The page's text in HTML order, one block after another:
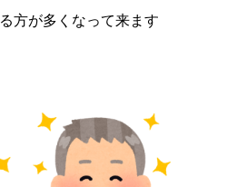
方が多くなって来ます